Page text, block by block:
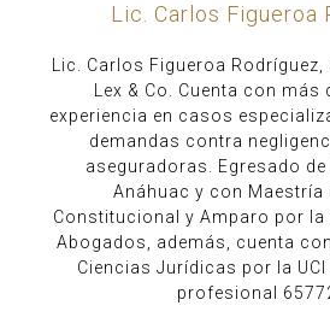
Lic. Carlos Figueroa
Lic. Carlos Figueroa
Lex & Co. Cuenta con más
experiencia en casos
demandas contra
aseguradoras. Egresado
Anáhuac y con Maestría
Constitucional y Amparo por la
Abogados, además, cuenta
Ciencias Jurídicas por la UCI
profesional